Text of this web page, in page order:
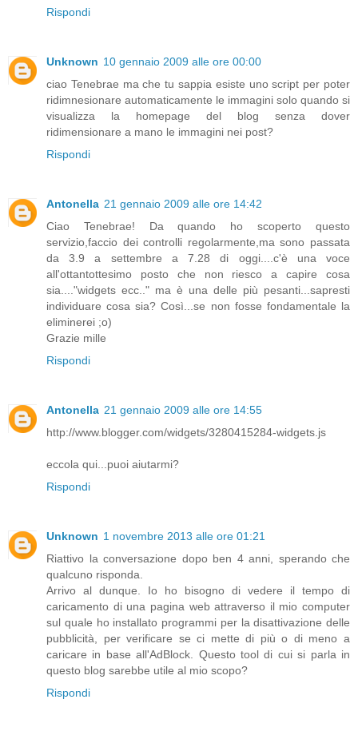
Rispondi
Unknown 10 gennaio 2009 alle ore 00:00
ciao Tenebrae ma che tu sappia esiste uno script per poter
ridimnesionare automaticamente le immagini solo quando si
visualizza la homepage del blog senza dover
ridimensionare a mano le immagini nei post?
Rispondi
Antonella 21 gennaio 2009 alle ore 14:42
Ciao Tenebrae! Da quando ho scoperto questo
servizio,faccio dei controlli regolarmente,ma sono passata
da 3.9 a settembre a 7.28 di oggi....c'è una voce
all'ottantottesimo posto che non riesco a capire cosa
sia...."widgets ecc.." ma è una delle più pesanti...sapresti
individuare cosa sia? Così...se non fosse fondamentale la
eliminerei ;o)
Grazie mille
Rispondi
Antonella 21 gennaio 2009 alle ore 14:55
http://www.blogger.com/widgets/3280415284-widgets.js
eccola qui...puoi aiutarmi?
Rispondi
Unknown 1 novembre 2013 alle ore 01:21
Riattivo la conversazione dopo ben 4 anni, sperando che
qualcuno risponda.
Arrivo al dunque. Io ho bisogno di vedere il tempo di
caricamento di una pagina web attraverso il mio computer
sul quale ho installato programmi per la disattivazione delle
pubblicità, per verificare se ci mette di più o di meno a
caricare in base all'AdBlock. Questo tool di cui si parla in
questo blog sarebbe utile al mio scopo?
Rispondi